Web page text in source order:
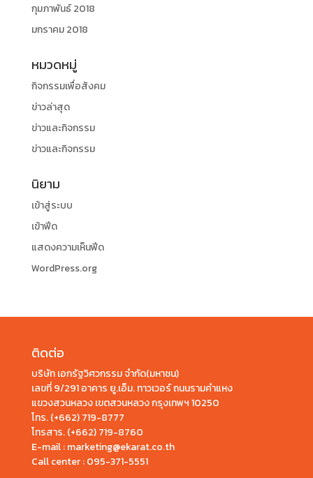
กุมภาพันธ์ 2018
มกราคม 2018
หมวดหมู่
กิจกรรมเพื่อสังคม
ข่าวล่าสุด
ข่าวและกิจกรรม
ข่าวและกิจกรรม
นิยาม
เข้าสู่ระบบ
เข้าฟีด
แสดงความเห็นฟีด
WordPress.org
ติดต่อ
บริษัท เอกรัฐวิศวกรรม จำกัด(มหาชน)
เลขที่ 9/291 อาคาร ยู.เอ็ม. ทาวเวอร์ ถนนรามคำแหง
แขวงสวนหลวง เขตสวนหลวง กรุงเทพฯ 10250
โทร.(+662) 719-8777
โทรสาร. (+662) 719-8760
E-mail : marketing@ekarat.co.th
Call center :095-371-5551